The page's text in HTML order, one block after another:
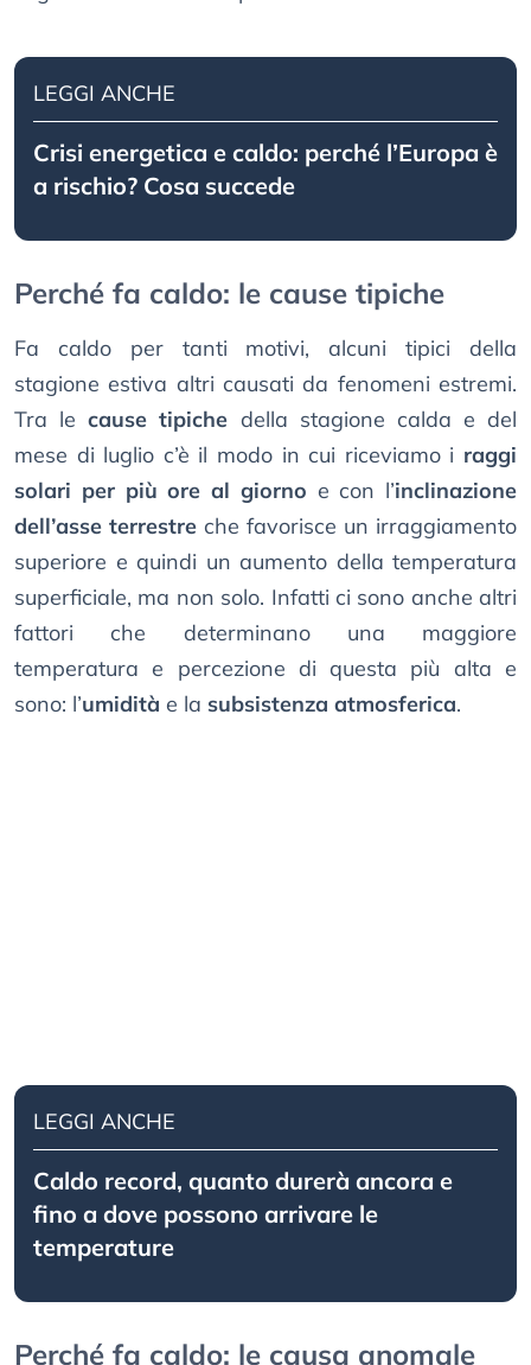
LEGGI ANCHE
Crisi energetica e caldo: perché l’Europa è
a rischio? Cosa succede
Perché fa caldo: le cause tipiche
Fa caldo per tanti motivi, alcuni tipici della
stagione estiva altri causati da fenomeni estremi.
Tra lecause tipiche della stagione calda e del
mese di luglio c’è il modo in cui riceviamo i raggi
solari per più ore al giorno e con l’inclinazione
dell’asse terrestre che favorisce un irraggiamento
superiore e quindi un aumento della temperatura
superficiale, ma non solo. Infatti ci sono anche altri
fattori che determinano una maggiore
temperatura e percezione di questa più alta e
sono: l’umidità e la subsistenza atmosferica.
LEGGI ANCHE
Caldo record, quanto durerà ancora e
fino a dove possono arrivare le
temperature
Perché fa caldo: le causa anomale